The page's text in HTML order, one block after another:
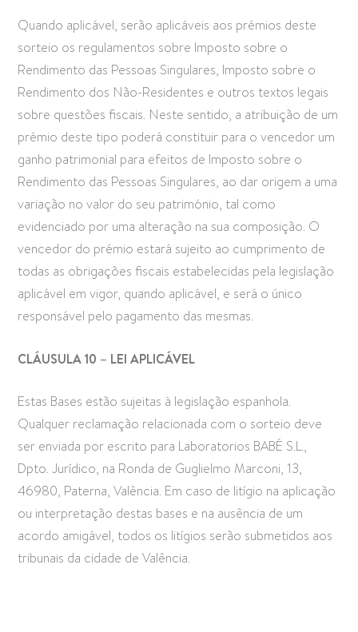
Quando aplicável, serão aplicáveis aos prémios deste
sorteio os regulamentos sobre Imposto sobre o
Rendimento das Pessoas Singulares, Imposto sobre o
Rendimento dos Não-Residentes e outros textos legais
sobre questões fiscais. Neste sentido, a atribuição de um
prémio deste tipo poderá constituir para o vencedor um
ganho patrimonial para efeitos de Imposto sobre o
Rendimento das Pessoas Singulares, ao dar origem a uma
variação no valor do seu património, tal como
evidenciado por uma alteração na sua composição. O
vencedor do prémio estará sujeito ao cumprimento de
todas as obrigações fiscais estabelecidas pela legislação
aplicável em vigor, quando aplicável, e será o único
responsável pelo pagamento das mesmas.
CLÁUSULA 10 – LEI APLICÁVEL
Estas Bases estão sujeitas à legislação espanhola.
Qualquer reclamação relacionada com o sorteio deve
ser enviada por escrito para Laboratorios BABÉ S.L.,
Dpto. Jurídico, na Ronda de Guglielmo Marconi, 13,
46980, Paterna, Valência. Em caso de litígio na aplicação
ou interpretação destas bases e na ausência de um
acordo amigável, todos os litígios serão submetidos aos
tribunais da cidade de Valência.